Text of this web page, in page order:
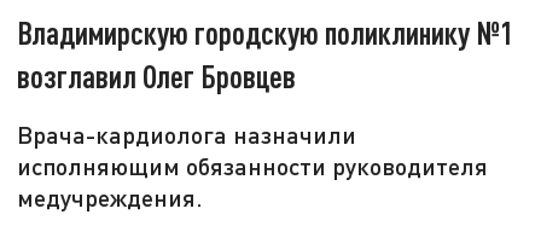
Владимирскую городскую поликлинику №1
возглавил Олег Бровцев
Врача-кардиолога назначили
исполняющим обязанности руководителя
медучреждения.